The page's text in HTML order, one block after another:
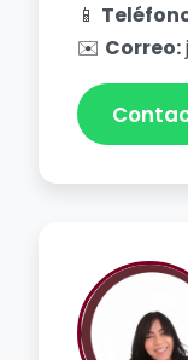
📱
✉️ Correo: